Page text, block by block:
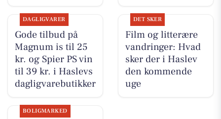
DAGLIGVARER
Gode tilbud på
Magnum is til 25
kr. og Spier PS vin
til 39 kr. i Haslevs
dagligvarebutikker
DET SKER
Film og litterære
vandringer: Hvad
sker der i Haslev
den kommende
uge
BOLIGMARKED